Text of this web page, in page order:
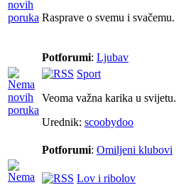
Rasprave o svemu i svačemu.
Potforumi: Ljubav
Sport
Veoma važna karika u svijetu.
Urednik: scoobydoo
Potforumi: Omiljeni klubovi
Lov i ribolov